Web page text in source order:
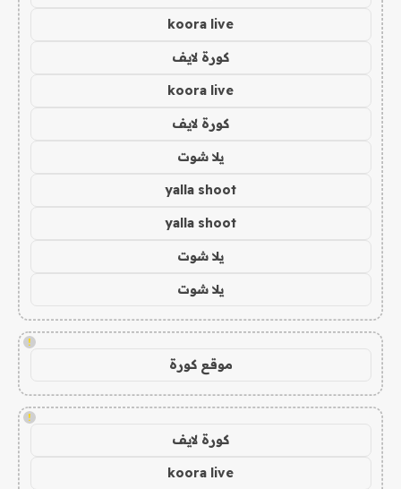
koora live
كورة لايف
koora live
كورة لايف
يلا شوت
yalla shoot
yalla shoot
يلا شوت
يلا شوت
!
موقع كورة
!
كورة لايف
koora live